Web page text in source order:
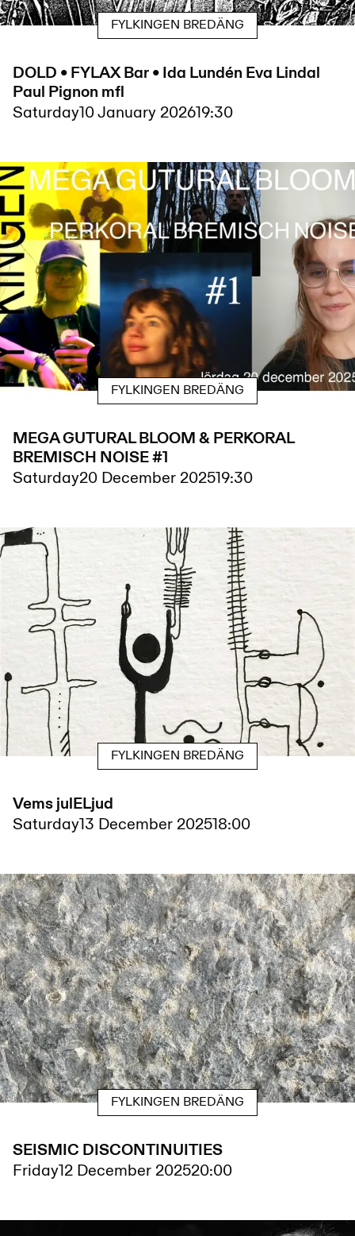
FYLKINGEN BREDÄNG
DOLD • FYLAX Bar • Ida Lundén Eva Lindal
Paul Pignon mfl
Saturday10 January 202619:30
FYLKINGEN BREDÄNG
MEGA GUTURAL BLOOM & PERKORAL
BREMISCH NOISE #1
Saturday20 December 202519:30
FYLKINGEN BREDÄNG
Vems julELjud
Saturday13 December 202518:00
FYLKINGEN BREDÄNG
SEISMIC DISCONTINUITIES
Friday12 December 202520:00